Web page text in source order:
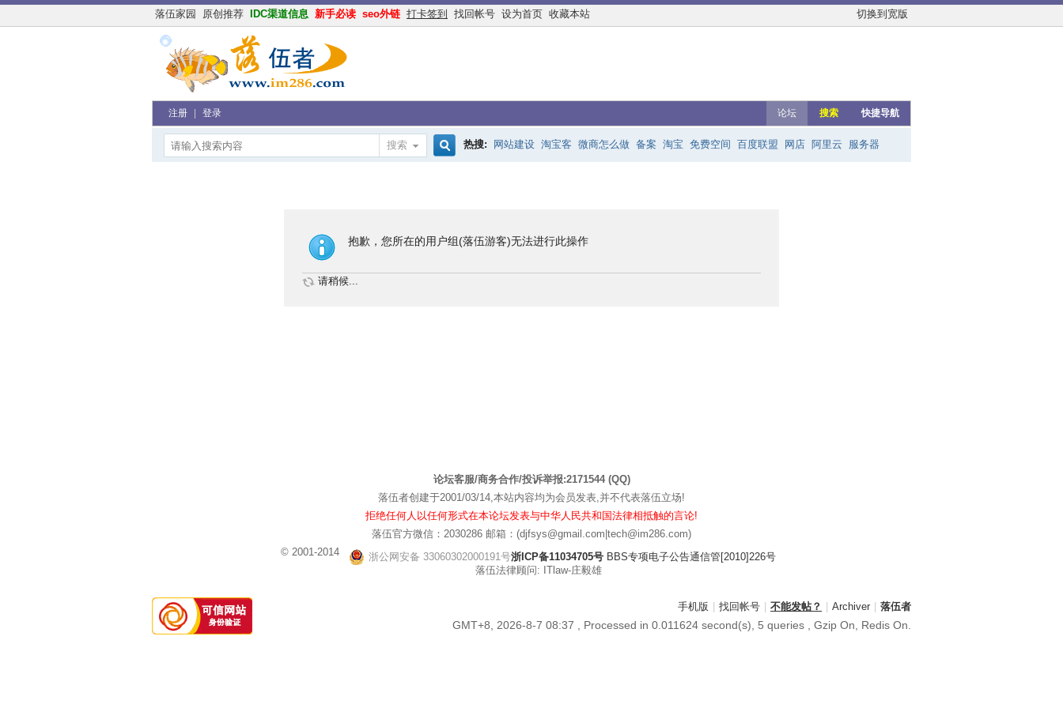
落伍家园 原创推荐 IDC渠道信息 新手必读 seo外链 打卡签到 找回帐号 设为首页 收藏本站 切换到宽版
注册 登录 论坛 搜索 快捷导航
搜索
索
热搜: 网站建设 淘宝客 微商怎么做 备案 淘宝 免费空间 百度联盟 网店 阿里云 服务器
抱歉，您所在的用户组(落伍游客)无法进行此操作
请稍候...
论坛客服/商务合作/投诉举报:2171544 (QQ)
落伍者创建于2001/03/14,本站内容均为会员发表,并不代表落伍立场!
拒绝任何人以任何形式在本论坛发表与中华人民共和国法律相抵触的言论!
落伍官方微信：2030286 邮箱：(djfsys@gmail.com|tech@im286.com)
© 2001-2014
浙公网安备 33060302000191号浙ICP备11034705号 BBS专项电子公告通信管[2010]226号
落伍法律顾问: ITlaw-庄毅雄
手机版 找回帐号 不能发帖？ Archiver 落伍者
GMT+8, 2026-8-7 08:37 , Processed in 0.011624 second(s), 5 queries , Gzip On, Redis On.